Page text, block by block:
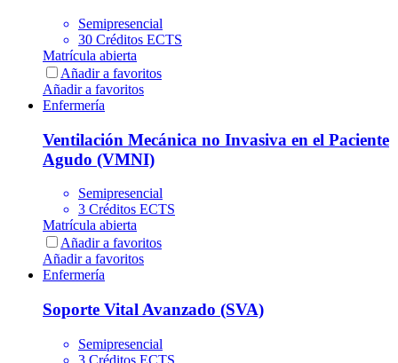
Semipresencial
30 Créditos ECTS
Matrícula abierta
Añadir a favoritos
Añadir a favoritos
Enfermería
Ventilación Mecánica no Invasiva en el Paciente
Agudo (VMNI)
Semipresencial
3 Créditos ECTS
Matrícula abierta
Añadir a favoritos
Añadir a favoritos
Enfermería
Soporte Vital Avanzado (SVA)
Semipresencial
3 Créditos ECTS